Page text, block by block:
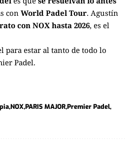
conWorld Padel Tour. Agustín
con NOX hasta 2026, es el
para estar al tanto de todo lo
Padel.
NOXPARIS MAJORPremier Padel